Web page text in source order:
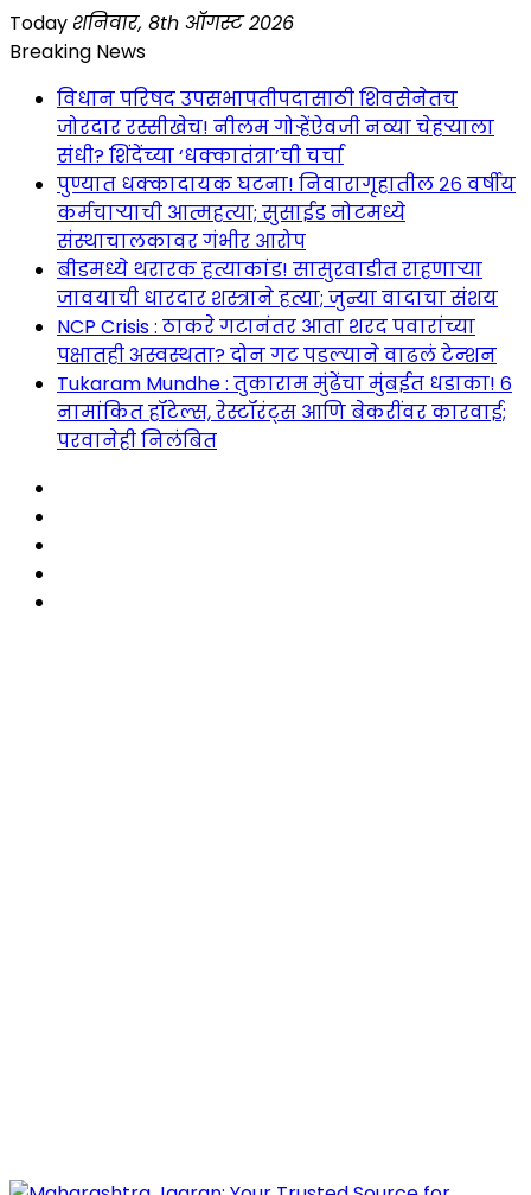
Skip
to
Today शनिवार, 8th ऑगस्ट 2026
Breaking News
विधान परिषद उपसभापतीपदासाठी शिवसेनेतच
जोरदार रस्सीखेच! नीलम गोऱ्हेंऐवजी नव्या चेहऱ्याला
संधी? शिंदेंच्या ‘धक्कातंत्रा’ची चर्चा
पुण्यात धक्कादायक घटना! निवारागृहातील २६ वर्षीय
कर्मचाऱ्याची आत्महत्या; सुसाईड नोटमध्ये
संस्थाचालकावर गंभीर आरोप
बीडमध्ये थरारक हत्याकांड! सासुरवाडीत राहणाऱ्या
जावयाची धारदार शस्त्राने हत्या; जुन्या वादाचा संशय
NCP Crisis : ठाकरे गटानंतर आता शरद पवारांच्या
पक्षातही अस्वस्थता? दोन गट पडल्याने वाढलं टेन्शन
Tukaram Mundhe : तुकाराम मुंढेंचा मुंबईत धडाका! ६
नामांकित हॉटेल्स, रेस्टॉरंट्स आणि बेकरींवर कारवाई;
परवानेही निलंबित